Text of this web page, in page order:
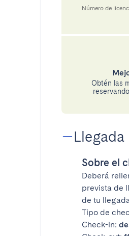
Número de
Obtén las
Llegada
Sobre el
Deberá
prevista de
de tu
Tipo de
Check-in: